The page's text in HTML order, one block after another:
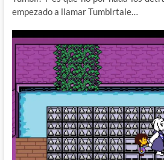
empezado a llamar Tumblrtale…